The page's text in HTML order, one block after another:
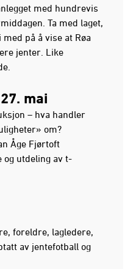
med hundrevis
Ta med laget,
på å vise at Røa
jenter. Like
mai
– hva handler
om?
Åge Fjørtoft
og utdeling av t-
foreldre, lagledere,
av jentefotball og